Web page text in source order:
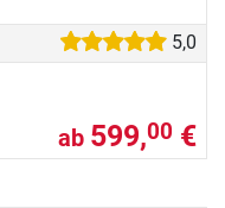
5,0
ab 599,00 €